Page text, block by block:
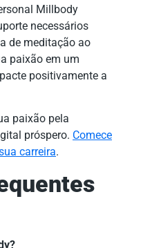
Millbody
necessários
de meditação ao
paixão em um
positivamente a
paixão pela
próspero. Comece
carreira.